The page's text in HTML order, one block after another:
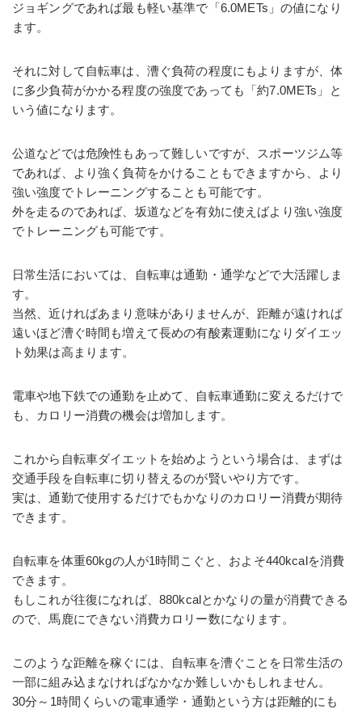
ジョギングであれば最も軽い基準で「6.0METs」の値になり
ます。
それに対して自転車は、漕ぐ負荷の程度にもよりますが、体
に多少負荷がかかる程度の強度であっても「約7.0METs」と
いう値になります。
公道などでは危険性もあって難しいですが、スポーツジム等
であれば、より強く負荷をかけることもできますから、より
強い強度でトレーニングすることも可能です。
外を走るのであれば、坂道などを有効に使えばより強い強度
でトレーニングも可能です。
日常生活においては、自転車は通勤・通学などで大活躍しま
す。
当然、近ければあまり意味がありませんが、距離が遠ければ
遠いほど漕ぐ時間も増えて長めの有酸素運動になりダイエッ
ト効果は高まります。
電車や地下鉄での通勤を止めて、自転車通勤に変えるだけで
も、カロリー消費の機会は増加します。
これから自転車ダイエットを始めようという場合は、まずは
交通手段を自転車に切り替えるのが賢いやり方です。
実は、通勤で使用するだけでもかなりのカロリー消費が期待
できます。
自転車を体重60kgの人が1時間こぐと、およそ440kcalを消費
できます。
もしこれが往復になれば、880kcalとかなりの量が消費できる
ので、馬鹿にできない消費カロリー数になります。
このような距離を稼ぐには、自転車を漕ぐことを日常生活の
一部に組み込まなければなかなか難しいかもしれません。
30分～1時間くらいの電車通学・通勤という方は距離的にも